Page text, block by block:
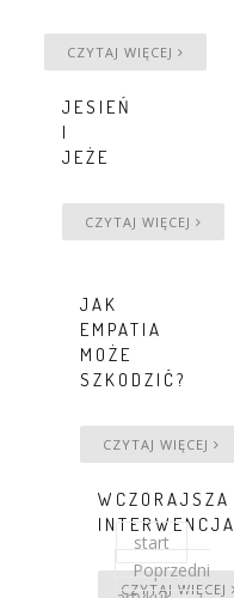
CZYTAJ WIĘCEJ
JESIEŃ
I
JEŻE
CZYTAJ WIĘCEJ
JAK
EMPATIA
MOŻE
SZKODZIĆ?
CZYTAJ WIĘCEJ
WCZORAJSZA
INTERWENCJA
CZYTAJ WIĘCEJ
start
Poprzedni